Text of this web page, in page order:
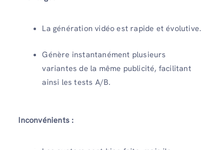
La génération vidéo est rapide et évolutive.
Génère instantanément plusieurs
variantes de la même publicité, facilitant
ainsi les tests A/B.
Inconvénients :